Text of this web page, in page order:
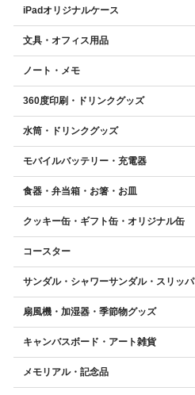
iPadオリジナルケース
文具・オフィス用品
ノート・メモ
360度印刷・ドリンクグッズ
水筒・ドリンクグッズ
モバイルバッテリー・充電器
食器・弁当箱・お箸・お皿
クッキー缶・ギフト缶・オリジナル缶
コースター
サンダル・シャワーサンダル・スリッパ
扇風機・加湿器・季節物グッズ
キャンバスボード・アート雑貨
メモリアル・記念品